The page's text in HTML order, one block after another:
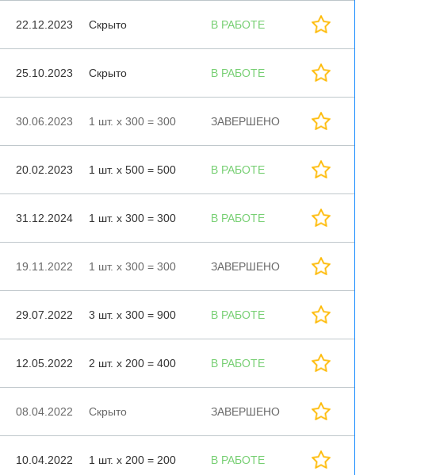
22.12.2023 Скрыто В РАБОТЕ
25.10.2023 Скрыто В РАБОТЕ
30.06.2023 1 шт. х 300 = 300 ЗАВЕРШЕНО
20.02.2023 1 шт. х 500 = 500 В РАБОТЕ
31.12.2024 1 шт. х 300 = 300 В РАБОТЕ
19.11.2022 1 шт. х 300 = 300 ЗАВЕРШЕНО
29.07.2022 3 шт. х 300 = 900 В РАБОТЕ
12.05.2022 2 шт. х 200 = 400 В РАБОТЕ
08.04.2022 Скрыто ЗАВЕРШЕНО
10.04.2022 1 шт. х 200 = 200 В РАБОТЕ